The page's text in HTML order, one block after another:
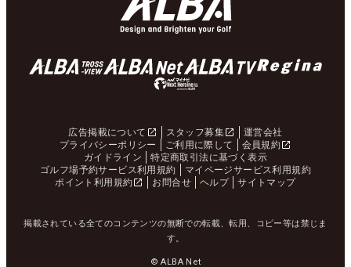
広告掲載について スタッフ募集
運営会社
プライバシーポリシー
ご利用に際して
会員規約
ガイドライン
特定商取引法に基づく表示
ゴルフ場予約サービス利用規約
マイページサービス利用規約
ポイント利用規約
お問合せ ヘルプ サイトマップ
掲載されている全てのコンテンツの無断での転載、転用、コピー等は禁じま
す。
© ALBA Net